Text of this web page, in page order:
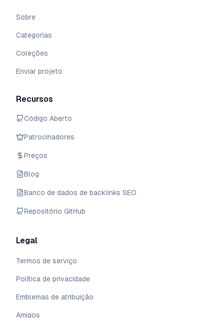
Sobre
Categorias
Coleções
Enviar projeto
Recursos
Código Aberto
Patrocinadores
Preços
Blog
Banco de dados de backlinks SEO
Repositório GitHub
Legal
Termos de serviço
Política de privacidade
Emblemas de atribuição
Amigos